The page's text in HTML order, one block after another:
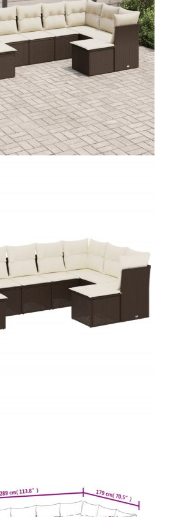
Подложки за фитнес уреди
Лостове за набиране
Силови кули
Йога и пилатес